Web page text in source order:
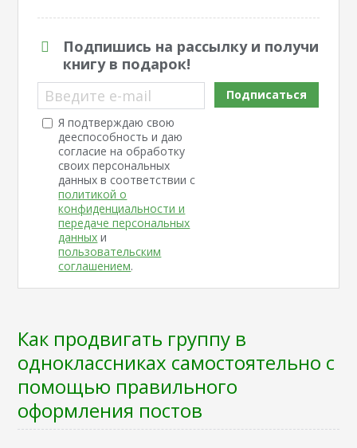
Подпишись на рассылку и получи
книгу в подарок!
Введите e-mail
Я подтверждаю свою
дееспособность и даю
согласие на обработку
своих персональных
данных в соответствии с
политикой о
конфиденциальности и
передаче персональных
данных и
пользовательским
соглашением.
Подписаться
Как продвигать группу в
одноклассниках самостоятельно с
помощью правильного
оформления постов